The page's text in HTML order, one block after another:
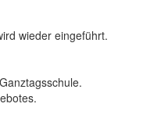
wieder eingeführt.